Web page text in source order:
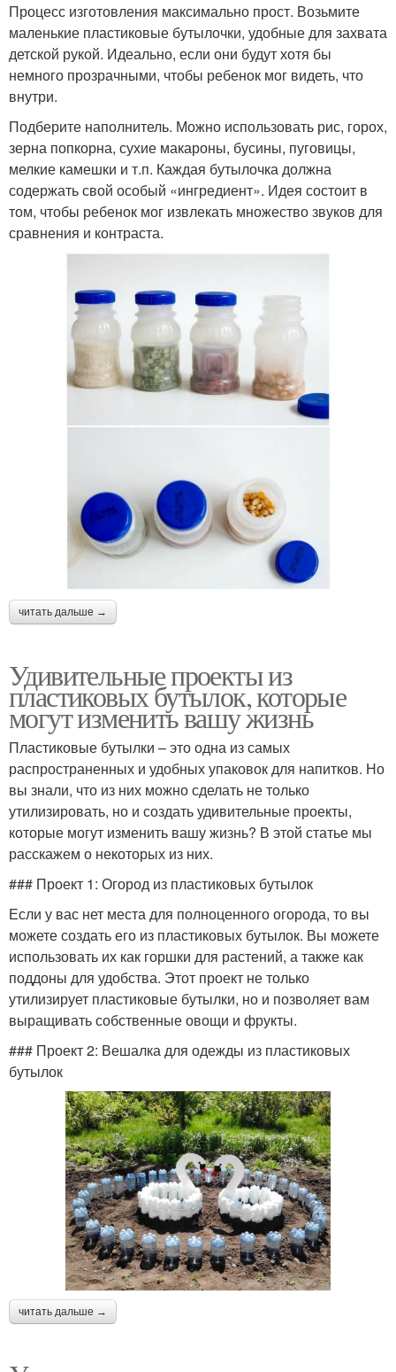
Процесс изготовления максимально прост. Возьмите
маленькие пластиковые бутылочки, удобные для захвата
детской рукой. Идеально, если они будут хотя бы
немного прозрачными, чтобы ребенок мог видеть, что
внутри.
Подберите наполнитель. Можно использовать рис, горох,
зерна попкорна, сухие макароны, бусины, пуговицы,
мелкие камешки и т.п. Каждая бутылочка должна
содержать свой особый «ингредиент». Идея состоит в
том, чтобы ребенок мог извлекать множество звуков для
сравнения и контраста.
читать дальше →
Удивительные проекты из
пластиковых бутылок, которые
могут изменить вашу жизнь
Пластиковые бутылки – это одна из самых
распространенных и удобных упаковок для напитков. Но
вы знали, что из них можно сделать не только
утилизировать, но и создать удивительные проекты,
которые могут изменить вашу жизнь? В этой статье мы
расскажем о некоторых из них.
### Проект 1: Огород из пластиковых бутылок
Если у вас нет места для полноценного огорода, то вы
можете создать его из пластиковых бутылок. Вы можете
использовать их как горшки для растений, а также как
поддоны для удобства. Этот проект не только
утилизирует пластиковые бутылки, но и позволяет вам
выращивать собственные овощи и фрукты.
### Проект 2: Вешалка для одежды из пластиковых
бутылок
читать дальше →